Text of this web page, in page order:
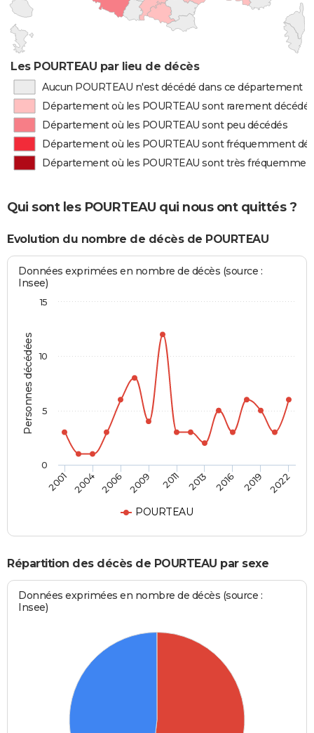
Les POURTEAU par lieu de décès
Aucun POURTEAU n'est décédé dans ce département
Département où les POURTEAU sont rarement décédés
Département où les POURTEAU sont peu décédés
Département où les POURTEAU sont fréquemment
Département où les POURTEAU sont très
Qui sont les POURTEAU qui nous ont quittés ?
Evolution du nombre de décès de POURTEAU
Personnes décédées
Données exprimées en nombre de décès (source :
Insee)
POURTEAU
2001 2004 2006 2009 2011 2013 2016 2019 2022
0
5
10
15
Répartition des décès de POURTEAU par sexe
Données exprimées en nombre de décès (source :
Insee)